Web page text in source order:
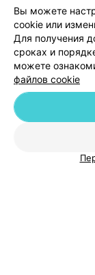
Вы можете
cookie или
Для получения
сроках и
можете
файлов cookie